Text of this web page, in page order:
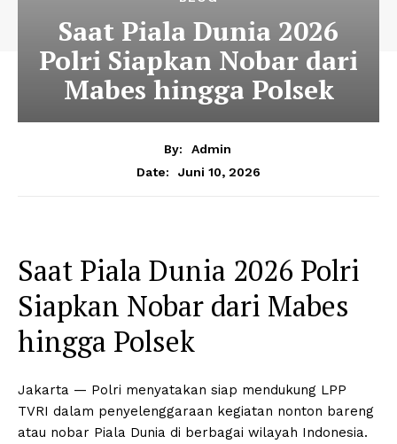
Saat Piala Dunia 2026
Polri Siapkan Nobar dari
Mabes hingga Polsek
By:
Admin
Date:
Juni 10, 2026
Saat Piala Dunia 2026 Polri
Siapkan Nobar dari Mabes
hingga Polsek
Jakarta — Polri menyatakan siap mendukung LPP
TVRI dalam penyelenggaraan kegiatan nonton bareng
atau nobar Piala Dunia di berbagai wilayah Indonesia.